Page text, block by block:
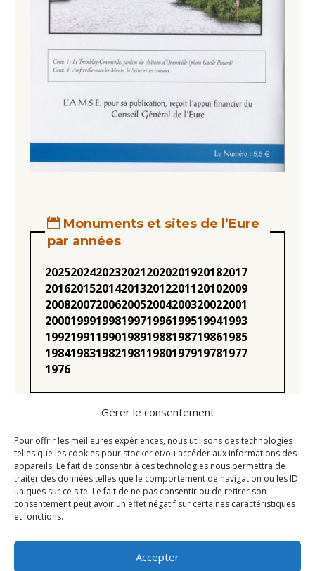
Gérer le consentement
Pour offrir les meilleures expériences, nous utilisons des technologies
telles que les cookies pour stocker et/ou accéder aux informations des
appareils. Le fait de consentir à ces technologies nous permettra de
traiter des données telles que le comportement de navigation ou les ID
uniques sur ce site. Le fait de ne pas consentir ou de retirer son
consentement peut avoir un effet négatif sur certaines caractéristiques
et fonctions.
Accepter
Monuments et sites de l’Eure
par années
20252024202320212020201920182017
20162015201420132012201120102009
20082007200620052004200320022001
20001999199819971996199519941993
19921991199019891988198719861985
19841983198219811980197919781977
1976
Statuts
Règlement intérieur
Mentions légales
Liens utiles